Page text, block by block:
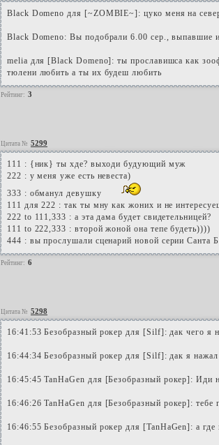
Black Domeno для [~ZOMBIE~]: цуко меня на
Black Domeno: Вы подобрали 6.00 сер., выпавшие
melia для [Black Domeno]: ты прославишса как
тюлени любить а ты их будеш любить
Рейтинг: 3
Цитата № 5299
111 : {ник} ты хде? выходи будующий муж
222 : у меня уже есть невеста)
333 : обманул девушку
111 для 222 : так ты мну как жоних и не
222 to 111,333 : а эта дама будет свидетельницей?
111 to 222,333 : второй жоной она тепе будеть))))
444 : вы прослушали сценарий новой серии Санта
Рейтинг: 6
Цитата № 5298
16:41:53 Безобразный рокер для [Silf]: дак чего я
16:44:34 Безобразный рокер для [Silf]: дак я
16:45:45 TanHaGen для [Безобразный рокер]: Иди
16:46:26 TanHaGen для [Безобразный рокер]:
16:46:55 Безобразный рокер для [TanHaGen]: а где